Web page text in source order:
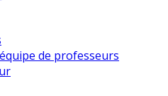
de professeurs